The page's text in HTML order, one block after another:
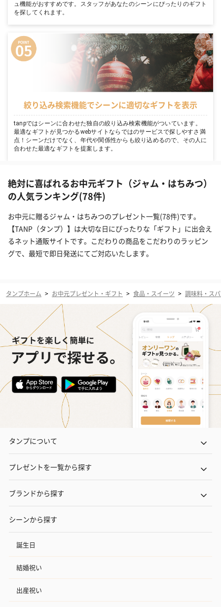
ュ機能がおすすめです。スタッフがあなたのシーンにぴったりのギフト
を探してくれます。
絞り込み検索機能でシーンに適切なギフトを表示
tanpではシーンに合わせた独自の絞り込み検索機能がついています。
最適なギフトが見つかるwebサイトならではのサービスで探しやすさ満
点！シーンだけでなく、年代や関係性からも絞り込めるので、その人に
合わせた最適なギフトを提案します。
絶対に喜ばれるお中元ギフト（ジャム・はちみつ）
の人気ランキング(78件)
お中元に贈るジャム・はちみつのプレゼント一覧(78件)です。
【TANP（タンプ）】は大切な日にぴったりな「ギフト」に出会え
るネット通販サイトです。こだわりの商品をこだわりのラッピン
グで、最短で即日発送にてご対応いたします。
タンプホーム > お中元プレゼント・ギフト > 食品・スイーツ > 調味料・ス
タンプについて
プレゼントを一覧から探す
ブランドから探す
シーンから探す
誕生日
結婚祝い
出産祝い